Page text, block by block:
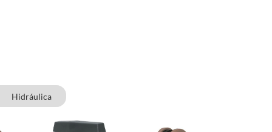
Hidráulica